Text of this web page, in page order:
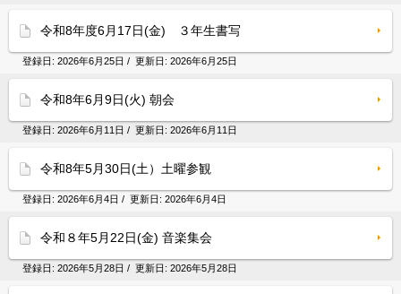
令和8年度6月17日(金) ３年生書写
登録日: 2026年6月25日 / 更新日: 2026年6月25日
令和8年6月9日(火) 朝会
登録日: 2026年6月11日 / 更新日: 2026年6月11日
令和8年5月30日(土）土曜参観
登録日: 2026年6月4日 / 更新日: 2026年6月4日
令和８年5月22日(金) 音楽集会
登録日: 2026年5月28日 / 更新日: 2026年5月28日